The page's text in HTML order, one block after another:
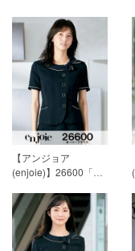
【アンジョア
(enjoie)】26600「半
ス」[春夏用]15,593円
(税込)